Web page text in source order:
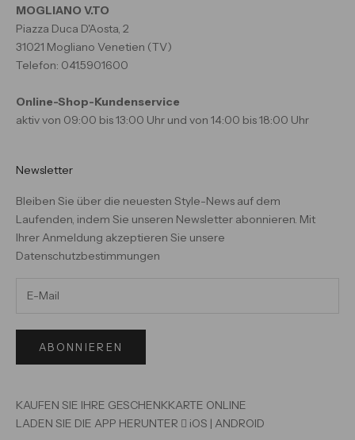
MOGLIANO V.TO
Piazza Duca D'Aosta, 2
31021 Mogliano Venetien (TV)
Telefon: 041.5901600
Online-Shop-Kundenservice
aktiv von 09:00 bis 13:00 Uhr und von 14:00 bis 18:00 Uhr
Newsletter
Bleiben Sie über die neuesten Style-News auf dem
Laufenden, indem Sie unseren Newsletter abonnieren. Mit
Ihrer Anmeldung akzeptieren Sie unsere
Datenschutzbestimmungen
ABONNIEREN
KAUFEN SIE IHRE GESCHENKKARTE ONLINE
LADEN SIE DIE APP HERUNTER  iOS | ANDROID